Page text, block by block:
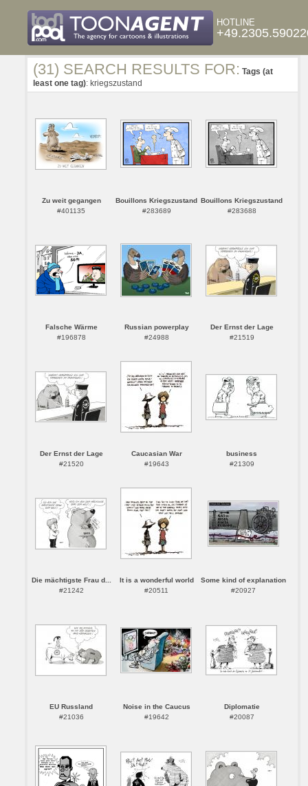
HOTLINE
(31) SEARCH RESULTS FOR: Tags (at
least one tag): kriegszustand
Zu weit gegangen
#401135
Bouillons Kriegszustand
#283689
Bouillons Kriegszustand
#283688
Falsche Wärme
#196878
Russian powerplay
#24988
Der Ernst der Lage
#21519
Der Ernst der Lage
#21520
Caucasian War
#19643
business
#21309
Die mächtigste Frau d...
#21242
It is a wonderful world
#20511
Some kind of explanation
#20927
EU Russland
#21036
Noise in the Caucus
#19642
Diplomatie
#20087